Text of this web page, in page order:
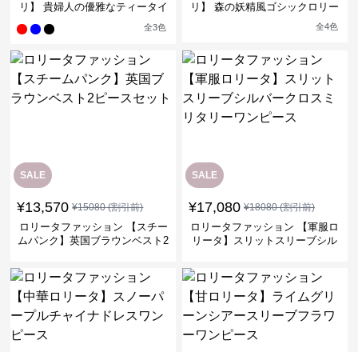
リ】 貴婦人の優雅なティータイ
全3色
リ】 森の妖精風ゴシックロリー
全4色
SALE
¥13,570 ¥15080(割引前)
ロリータファッション 【スチー
ムパンク】英国ブラウンベスト2
SALE
¥17,080 ¥18080(割引前)
ロリータファッション 【軍服ロ
リータ】スリットスリーブシル